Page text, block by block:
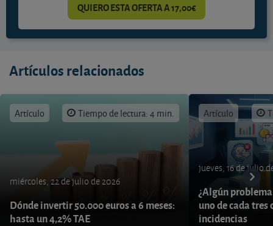
QUIERO ESTA OFERTA A 17,00€
Artículos relacionados
Artículo Tiempo de lectura: 4 min.
miércoles, 22 de julio de 2026
Dónde invertir 50.000 euros a 6 meses:
hasta un 4,2% TAE
Artículo
jueves, 16 de julio
¿Algún problema
uno de cada
incidencias